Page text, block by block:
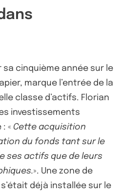
cinquième année sur le
marque l’entrée de la
classe d’actifs. Florian
investissements
« Cette acquisition
du fonds tant sur le
ses actifs que de leurs
». Une zone de
s’était déjà installée sur le